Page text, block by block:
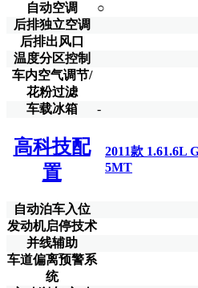
自动空调
○
后排独立空调
后排出风口
温度分区控制
车内空气调节/
花粉过滤
车载冰箱
-
高科技配
置
2011款 1.61.6L
5MT
自动泊车入位
发动机启停技术
并线辅助
车道偏离预警系
统